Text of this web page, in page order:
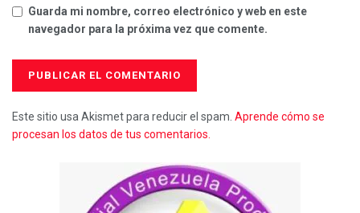
Guarda mi nombre, correo electrónico y web en este
navegador para la próxima vez que comente.
Este sitio usa Akismet para reducir el spam. Aprende cómo se
procesan los datos de tus comentarios.